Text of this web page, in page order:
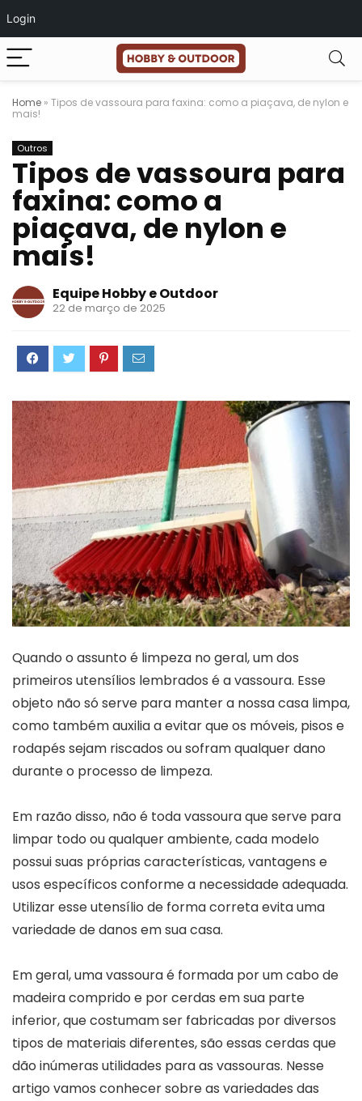
Login
Home » Tipos de vassoura para faxina: como a piaçava, de nylon e
mais!
Outros
Tipos de vassoura para
faxina: como a
piaçava, de nylon e
mais!
Equipe Hobby e Outdoor
22 de março de 2025
Quando o assunto é limpeza no geral, um dos
primeiros utensílios lembrados é a vassoura. Esse
objeto não só serve para manter a nossa casa limpa,
como também auxilia a evitar que os móveis, pisos e
rodapés sejam riscados ou sofram qualquer dano
durante o processo de limpeza.
Em razão disso, não é toda vassoura que serve para
limpar todo ou qualquer ambiente, cada modelo
possui suas próprias características, vantagens e
usos específicos conforme a necessidade adequada.
Utilizar esse utensílio de forma correta evita uma
variedade de danos em sua casa.
Em geral, uma vassoura é formada por um cabo de
madeira comprido e por cerdas em sua parte
inferior, que costumam ser fabricadas por diversos
tipos de materiais diferentes, são essas cerdas que
dão inúmeras utilidades para as vassouras. Nesse
artigo vamos conhecer sobre as variedades das